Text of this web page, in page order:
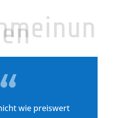
wie preiswert